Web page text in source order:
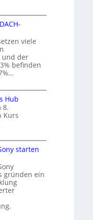
viele
und der
befinden
Hub
8.
Kurs
starten
gründen ein